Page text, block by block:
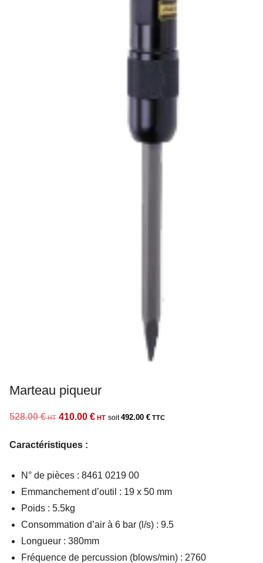
Marteau piqueur
528.00€
Le
initial
528.00 €.
410.00 €
Le
410.00 €.
492.00 €
Caractéristiques :
N° de pièces : 8461 0219 00
Emmanchement d’outil : 19 x 50 mm
Poids : 5.5kg
Consommation d’air à 6 bar (l/s) : 9.5
Longueur : 380mm
Fréquence de percussion (blows/min) : 2760